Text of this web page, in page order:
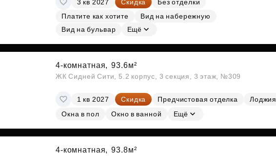
Субсидии
3 кв 2027 Скидка
Без отделки
Платите как хотите
Вид на набережную
Вид на бульвар
Ещё
4-комнатная, 93.6м²
ЖК Сидней Сити, 5.2 корпус, 3 секция, 3 этаж, №309
1 кв 2027 Скидка Предчистовая отделка
Лоджия
Окна в пол
Окно в ванной Ещё
4-комнатная, 93.8м²